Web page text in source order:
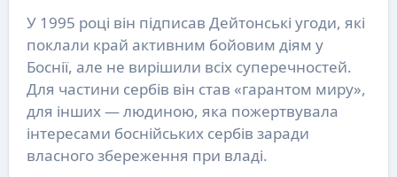
У 1995 році він підписав Дейтонські угоди, які
поклали край активним бойовим діям у
Боснії, але не вирішили всіх суперечностей.
Для частини сербів він став «гарантом миру»,
для інших — людиною, яка пожертвувала
інтересами боснійських сербів заради
власного збереження при владі.